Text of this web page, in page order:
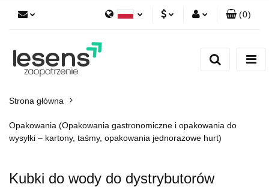
(0)
Strona główna
Opakowania (Opakowania gastronomiczne i opakowania do
wysyłki – kartony, taśmy, opakowania jednorazowe hurt)
Kubki do wody do dystrybutorów